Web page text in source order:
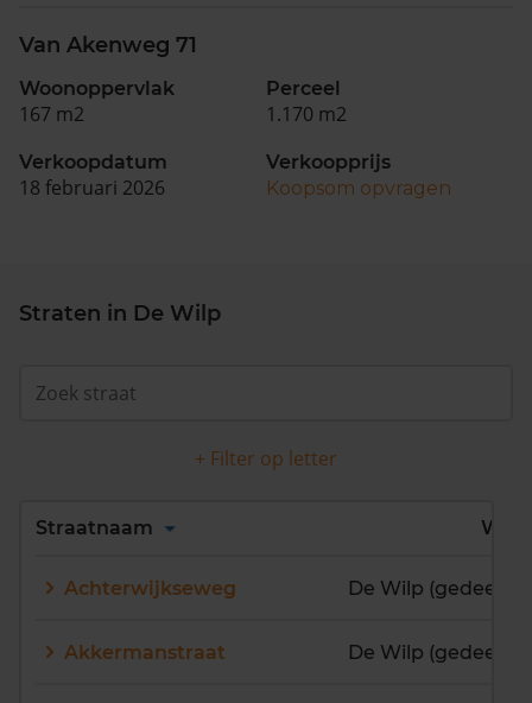
Van Akenweg 71
Woonoppervlak
167 m2
Perceel
1.170 m2
Verkoopdatum
18 februari 2026
Verkoopprijs
Koopsom opvragen
Straten in De Wilp
+ Filter op letter
Alles
M
Q
R S U
V
Straatnaam Wijk
Achterwijkseweg De Wilp
Akkermanstraat De Wilp